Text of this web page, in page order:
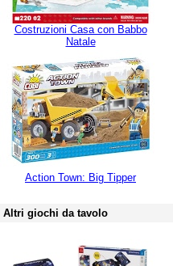
Costruzioni Casa con Babbo
Natale
Action Town: Big Tipper
Altri giochi da tavolo